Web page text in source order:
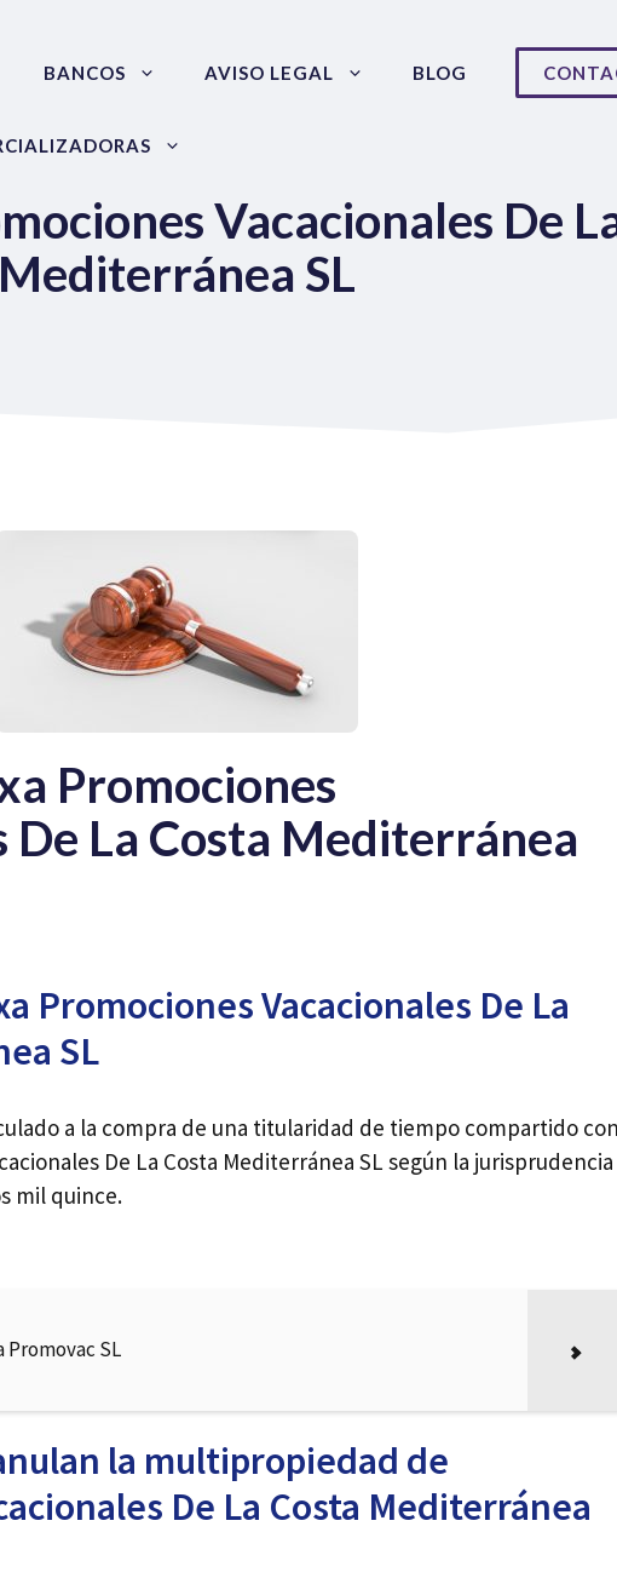
BANCOS AVISO LEGAL BLOG
Vacacionales De
Mediterránea SL
Promociones
De La Costa Mediterránea
Promociones Vacacionales De La
SL
a la compra de una titularidad de tiempo compartido con
De La Costa Mediterránea SL según la jurisprudencia
mil quince.
Promovac SL
la multipropiedad de
De La Costa Mediterránea